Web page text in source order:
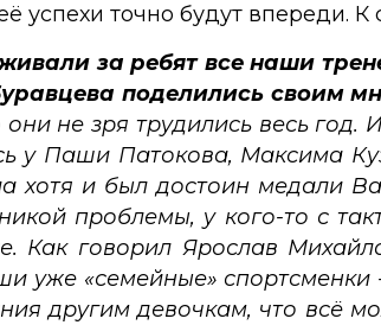
успехи точно будут впереди.
за ребят все наши
поделились своим
они не зря трудились весь
у Паши Патокова, Максима
хотя и был достоин медали
проблемы, у кого-то с
Как говорил Ярослав
уже «семейные»
другим девочкам, что всё